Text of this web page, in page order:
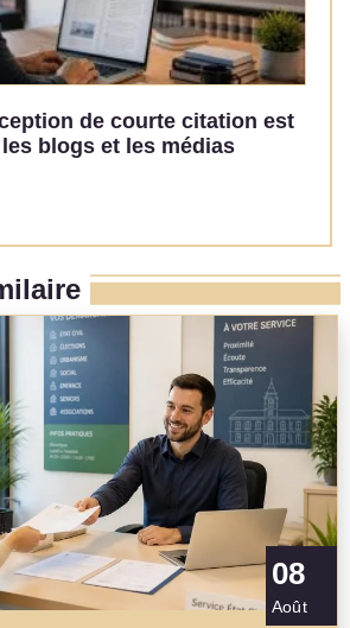
de courte citation est
blogs et les médias
08
Août